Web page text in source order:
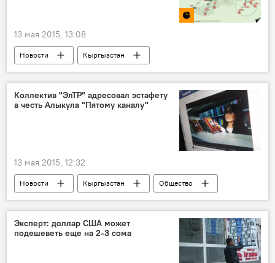
13 мая 2015, 13:08
Новости
Кыргызстан
Инфографика
Общество
кумысолечение
Туристический сезон — 2015 в Кыргызстане
Коллектив "ЭлТР" адресовал эстафету
в честь Алыкула "Пятому каналу"
13 мая 2015, 12:32
Новости Кыргызстан
Общество
Алыкул Осмонов
ЭлТР
Пятый канал
Столетию Алыкула Осмонова посвящается
Эксперт: доллар США может
подешеветь еще на 2-3 сома